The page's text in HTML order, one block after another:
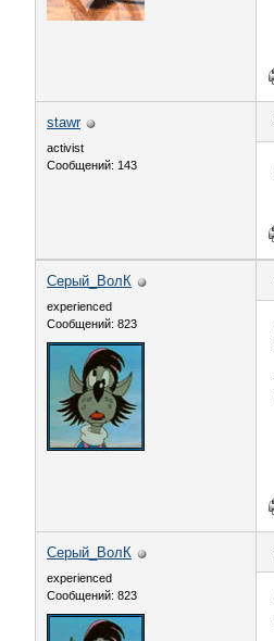
stawr
activist
Сообщений: 143
Серый_ВолК
experienced
Сообщений: 823
Серый_ВолК
experienced
Сообщений: 823